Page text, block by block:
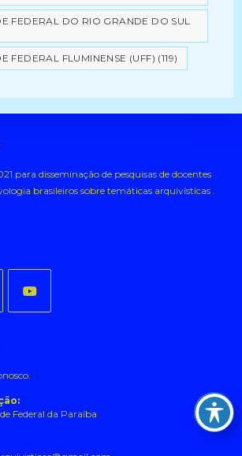
FEDERAL DO RIO GRANDE DO SUL
FEDERAL FLUMINENSE (UFF) (119)
para disseminação de pesquisas de docentes
brasileiros sobre temáticas arquivísticas .
nova
aba
Federal da Paraíba